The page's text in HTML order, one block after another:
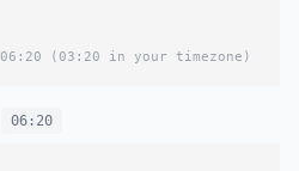
06:20 (03:20 in your timezone)
06:20